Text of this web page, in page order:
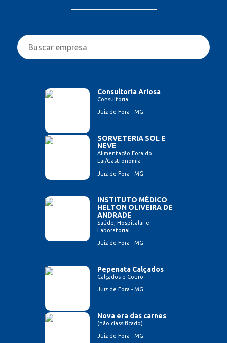
Consultoria Ariosa
Consultoria
Juiz de Fora - MG
SORVETERIA SOL E
NEVE
Alimentação Fora do
Lar/Gastronomia
Juiz de Fora - MG
INSTITUTO MÉDICO
HELTON OLIVEIRA DE
ANDRADE
Saúde, Hospitalar e
Laboratorial
Juiz de Fora - MG
Pepenata Calçados
Calçados e Couro
Juiz de Fora - MG
Nova era das carnes
(não classificado)
Juiz de Fora - MG